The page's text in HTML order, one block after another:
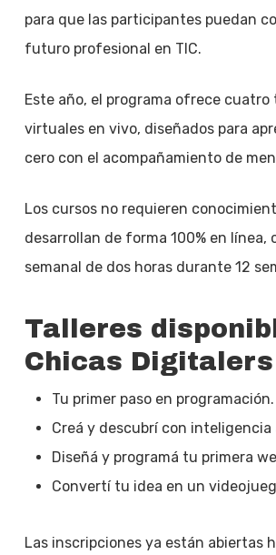
para que las participantes puedan
futuro profesional en TIC.
Este año, el programa ofrece cuatro
virtuales en vivo, diseñados para
cero con el acompañamiento de
Los cursos no requieren
desarrollan de forma 100% en línea,
semanal de dos horas durante 12
Talleres
Chicas Digitalers
Tu primer paso en programación.
Creá y descubrí con
Diseñá y programá tu primera
Convertí tu idea en un
Las inscripciones ya están abiertas